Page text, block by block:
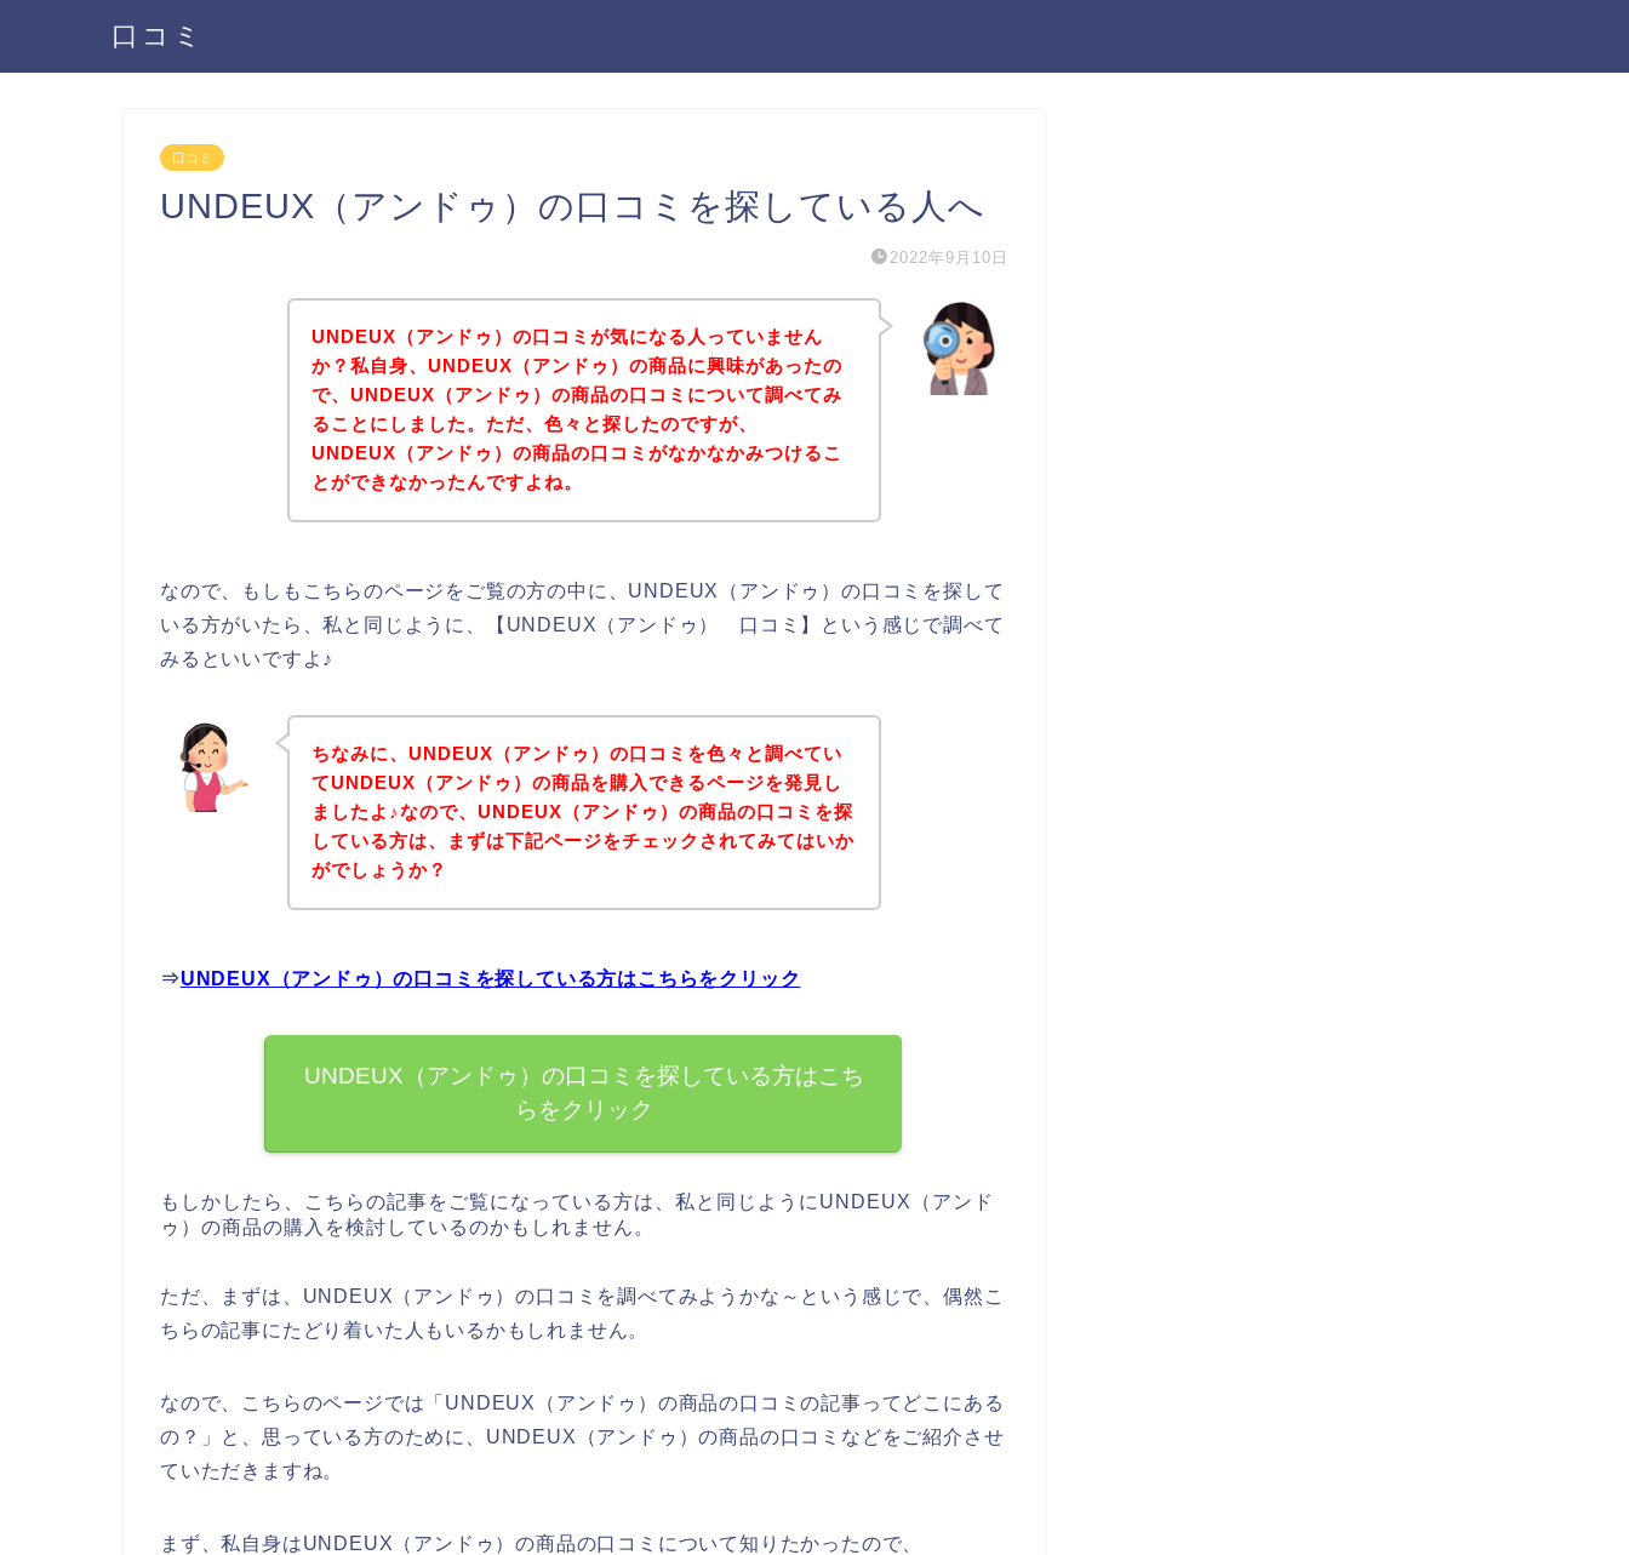
口コミ
口コミ
UNDEUX（アンドゥ）の口コミを探している人へ
2022年9月10日
UNDEUX（アンドゥ）の口コミが気になる人っていません
か？私自身、UNDEUX（アンドゥ）の商品に興味があったの
で、UNDEUX（アンドゥ）の商品の口コミについて調べてみ
ることにしました。ただ、色々と探したのですが、
UNDEUX（アンドゥ）の商品の口コミがなかなかみつけるこ
とができなかったんですよね。
なので、もしもこちらのページをご覧の方の中に、UNDEUX（アンドゥ）の口コミを探して
いる方がいたら、私と同じように、【UNDEUX（アンドゥ） 口コミ】という感じで調べて
みるといいですよ♪
ちなみに、UNDEUX（アンドゥ）の口コミを色々と調べてい
てUNDEUX（アンドゥ）の商品を購入できるページを発見し
ましたよ♪なので、UNDEUX（アンドゥ）の商品の口コミを探
している方は、まずは下記ページをチェックされてみてはいか
がでしょうか？
⇒UNDEUX（アンドゥ）の口コミを探している方はこちらをクリック
UNDEUX（アンドゥ）の口コミを探している方はこち
らをクリック
もしかしたら、こちらの記事をご覧になっている方は、私と同じようにUNDEUX（アンド
ゥ）の商品の購入を検討しているのかもしれません。
ただ、まずは、UNDEUX（アンドゥ）の口コミを調べてみようかな～という感じで、偶然こ
ちらの記事にたどり着いた人もいるかもしれません。
なので、こちらのページでは「UNDEUX（アンドゥ）の商品の口コミの記事ってどこにある
の？」と、思っている方のために、UNDEUX（アンドゥ）の商品の口コミなどをご紹介させ
ていただきますね。
まず、私自身はUNDEUX（アンドゥ）の商品の口コミについて知りたかったので、